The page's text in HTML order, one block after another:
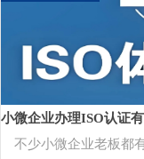
小微企业办理ISO认证
不少小微企业老板都